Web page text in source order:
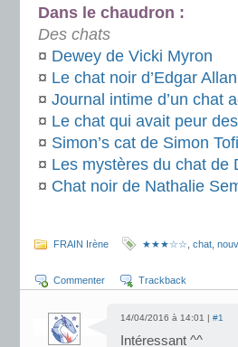
Dans le chaudron :
Des chats
¤ Dewey de Vicki Myron
¤ Le chat noir d’Edgar
¤ Journal intime d’un chat
¤ Le chat qui avait peur
¤ Simon’s cat de Simon
¤ Les mystères du chat de
¤ Chat noir de Nathalie
FRAIN Irène ★★★☆☆ chat
Commenter Trackback
14/04/2016 à 14:01 | #1
Intéressant ^^